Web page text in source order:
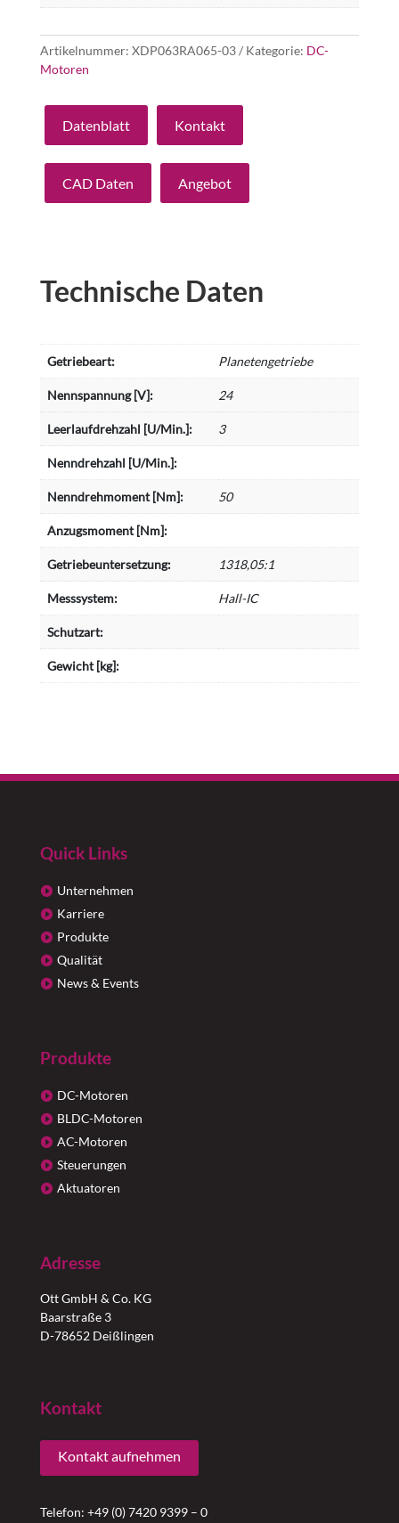
Artikelnummer: XDP063RA065-03 Kategorie: DC-
Motoren
Datenblatt Kontakt
CAD Daten Angebot
Technische Daten
Getriebeart: Planetengetriebe
Nennspannung [V]: 24
Leerlaufdrehzahl [U/Min.]: 3
Nenndrehzahl [U/Min.]:
Nenndrehmoment [Nm]: 50
Anzugsmoment [Nm]:
Getriebeuntersetzung: 1318,05:1
Messsystem: Hall-IC
Schutzart:
Gewicht [kg]:
Quick Links
Unternehmen
Karriere
Produkte
Qualität
News & Events
Produkte
DC-Motoren
BLDC-Motoren
AC-Motoren
Steuerungen
Aktuatoren
Adresse
Ott GmbH & Co. KG
Baarstraße 3
D-78652 Deißlingen
Kontakt
Kontakt aufnehmen
Telefon: +49 (0) 7420 9399 – 0